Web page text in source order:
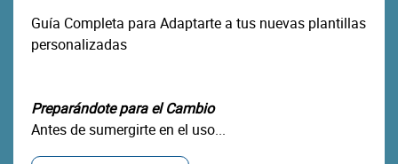
Guía Completa para Adaptarte a tus nuevas plantillas
personalizadas
Preparándote para el Cambio
Antes de sumergirte en el uso...